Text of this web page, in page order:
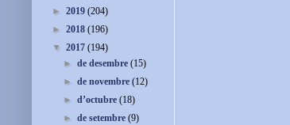
► 2019 (204)
► 2018 (196)
▼ 2017 (194)
►de desembre(15)
►de novembre(12)
►d’octubre(18)
►de setembre(9)